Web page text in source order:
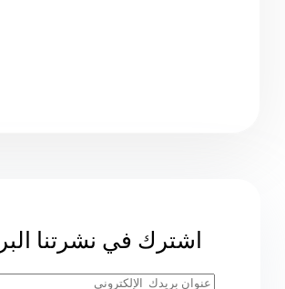
اشترك في نشرتنا